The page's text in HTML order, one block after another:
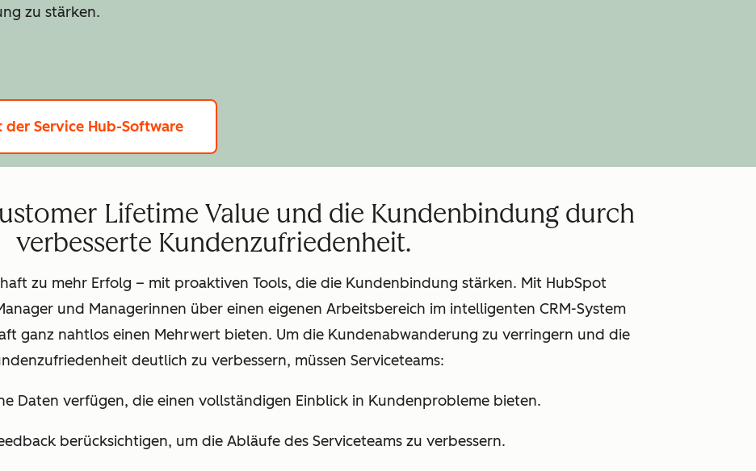
zu stärken.
der Service Hub-Software
Lifetime Value und die Kundenbindung durch
verbesserte Kundenzufriedenheit.
zu mehr Erfolg – mit proaktiven Tools, die die Kundenbindung stärken. Mit HubSpot
und Managerinnen über einen eigenen Arbeitsbereich im intelligenten CRM-System
ganz nahtlos einen Mehrwert bieten. Um die Kundenabwanderung zu verringern und die
deutlich zu verbessern, müssen Serviceteams:
Daten verfügen, die einen vollständigen Einblick in Kundenprobleme bieten.
berücksichtigen, um die Abläufe des Serviceteams zu verbessern.